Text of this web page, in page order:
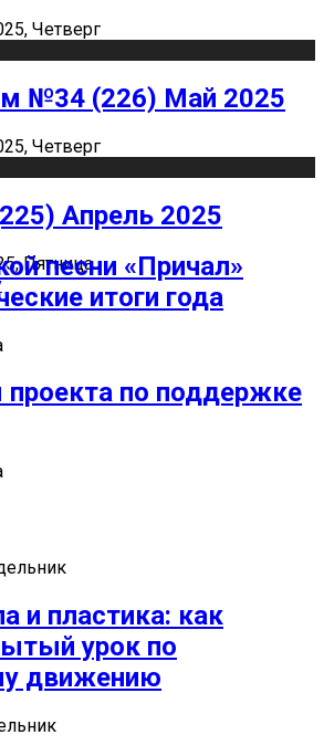
Четверг
№34 (226) Май 2025
Четверг
Апрель 2025
Пятница
песни «Причал»
итоги года
проекта по поддержке
и пластика: как
урок по
движению